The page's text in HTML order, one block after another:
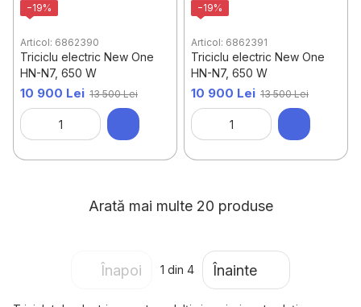
−19%
Articol: 6862390
Triciclu electric New One
HN-N7, 650 W
10 900 Lei 13 500 Lei
−19%
Articol: 6862391
Triciclu electric New One
HN-N7, 650 W
10 900 Lei 13 500 Lei
Arată mai multe 20 produse
Înapoi 1 din 4 Înainte